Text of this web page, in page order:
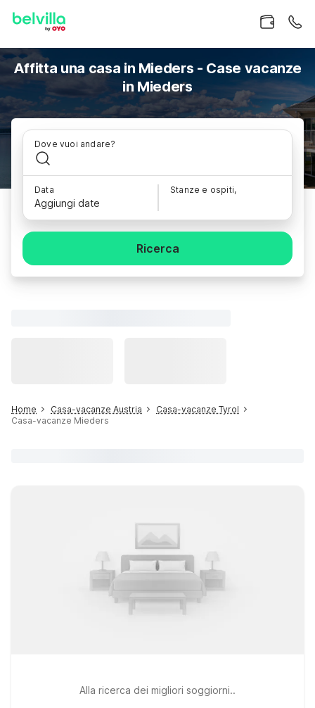
Affitta una casa in Mieders - Case vacanze
in Mieders
Dove vuoi andare?
Data
Aggiungi date
Stanze e ospiti,
Ricerca
Home Casa-vacanze Austria
Casa-vacanze Tyrol
Casa-vacanze Mieders
Alla ricerca dei migliori soggiorni..